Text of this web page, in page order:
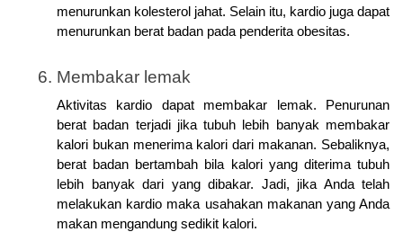
menurunkan kolesterol jahat. Selain itu, kardio juga dapat
menurunkan berat badan pada penderita obesitas.
Membakar lemak
Aktivitas kardio dapat membakar lemak. Penurunan
berat badan terjadi jika tubuh lebih banyak membakar
kalori bukan menerima kalori dari makanan. Sebaliknya,
berat badan bertambah bila kalori yang diterima tubuh
lebih banyak dari yang dibakar. Jadi, jika Anda telah
melakukan kardio maka usahakan makanan yang Anda
makan mengandung sedikit kalori.